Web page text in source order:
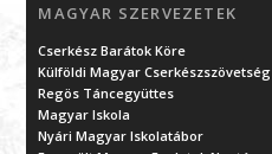
MAGYAR SZERVEZETEK
Cserkész Barátok Köre
Külföldi Magyar Cserkészszövetség
Regös Táncegyüttes
Magyar Iskola
Nyári Magyar Iskolatábor